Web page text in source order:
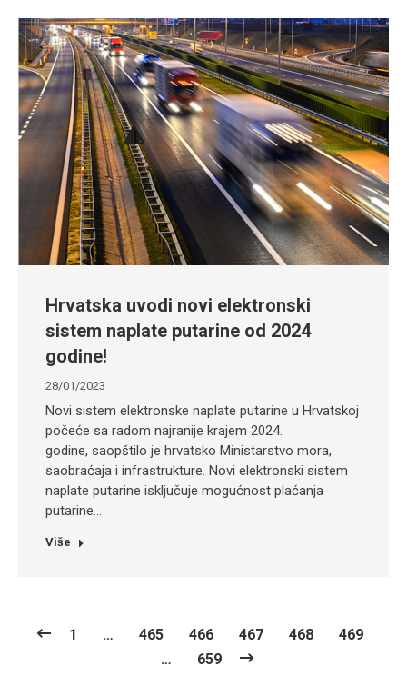
Hrvatska uvodi novi elektronski
sistem naplate putarine od 2024
godine!
28/01/2023
Novi sistem elektronske naplate putarine u Hrvatskoj
počeće sa radom najranije krajem 2024.
godine, saopštilo je hrvatsko Ministarstvo mora,
saobraćaja i infrastrukture. Novi elektronski sistem
naplate putarine isključuje mogućnost plaćanja
putarine…
Više
1 … 465 466 467 468
469
…
659